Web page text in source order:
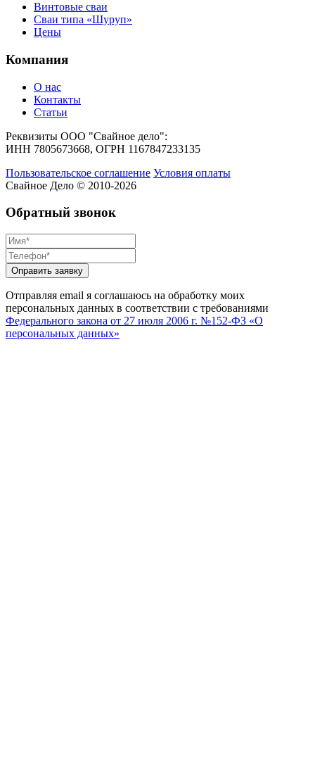
Винтовые сваи
Сваи типа «Шуруп»
Цены
Компания
О нас
Контакты
Статьи
Реквизиты ООО "Свайное дело":
ИНН 7805673668, ОГРН 1167847233135
Пользовательское соглашение Условия оплаты
Свайное Дело © 2010-2026
Обратный звонок
Отправляя email я соглашаюсь на обработку моих
персональных данных в соответствии с требованиями
Федерального закона от 27 июля 2006 г. №152-ФЗ «О
персональных данных»